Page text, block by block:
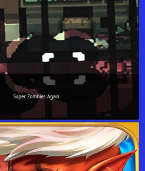
Super Zombies Again